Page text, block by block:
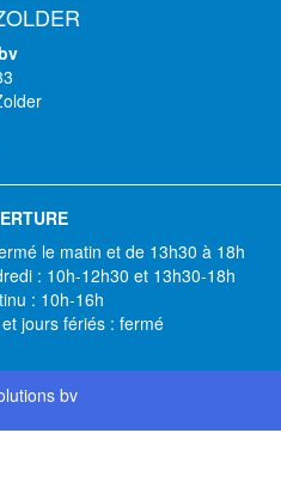
le matin et de 13h30 à 18h
: 10h-12h30 et 13h30-18h
: 10h-16h
jours fériés : fermé
bv